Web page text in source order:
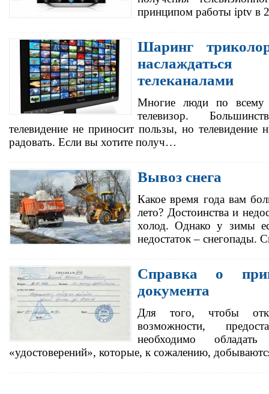
принципом работы iptv в
Шаринг
телеканалами
Многие люди по всему
телевизор.
телевидение не приносит пользы, но телевидение
радовать. Если вы хотите получ…
Вывоз снега
Какое время года вам
лето? Достоинства и
холод. Однако у зимы
недостаток – снегопады.
Справка о
документа
Для того, чтобы
возможности,
необходимо
«удостоверений», которые, к сожалению,